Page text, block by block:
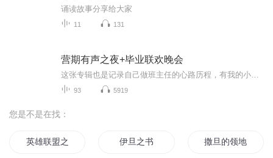
诵读故事分享给大家
11 131
营期有声之夜+毕业联欢晚会
93 5919
您是不是在找：
英雄联盟之无撸不欢 伊旦之书 撒旦的领地